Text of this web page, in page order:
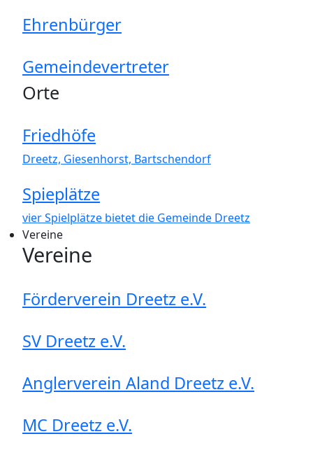
Ehrenbürger
Gemeindevertreter
Orte
Friedhöfe
Dreetz, Giesenhorst, Bartschendorf
Spieplätze
vier Spielplätze bietet die Gemeinde Dreetz
Vereine
Vereine
Förderverein Dreetz e.V.
SV Dreetz e.V.
Anglerverein Aland Dreetz e.V.
MC Dreetz e.V.